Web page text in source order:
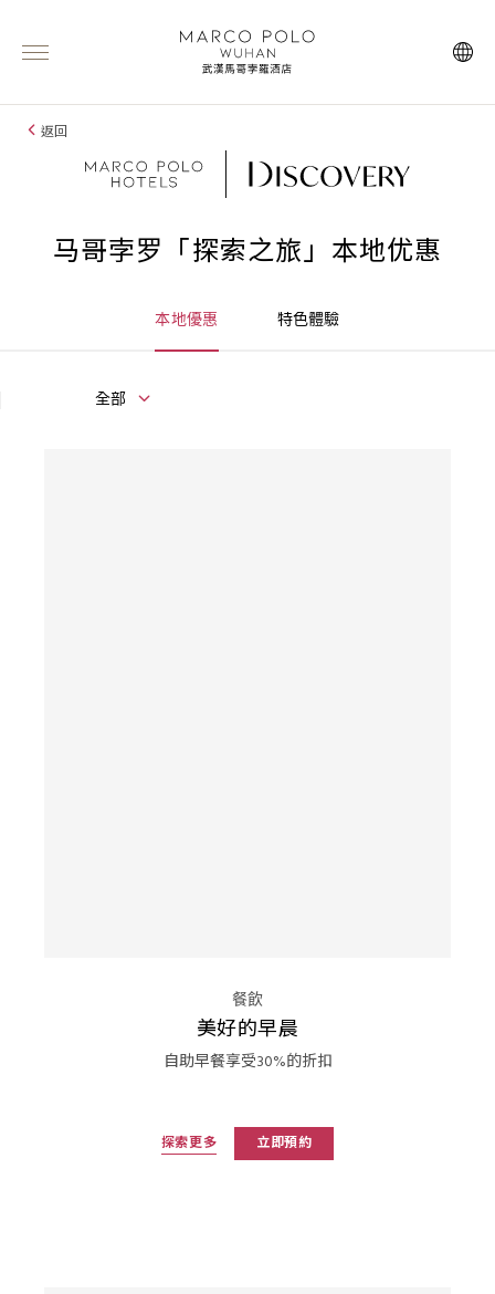
返回
马哥孛罗「探索之旅」本地优惠
本地優惠 特色體驗
全部
餐飲
美好的早晨
自助早餐享受30%的折扣
探索更多 立即預約